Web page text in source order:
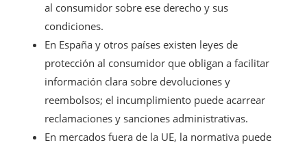
al consumidor sobre ese derecho y sus
condiciones.
En España y otros países existen leyes de
protección al consumidor que obligan a facilitar
información clara sobre devoluciones y
reembolsos; el incumplimiento puede acarrear
reclamaciones y sanciones administrativas.
En mercados fuera de la UE, la normativa puede